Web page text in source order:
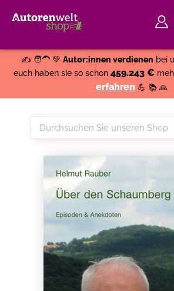
✍️ 🧑‍🦱 💚 Autor:innen verdienen bei
euch haben sie so schon 459.243 €
erfahren 💪 📚 🙏
Durchsuchen
Sie